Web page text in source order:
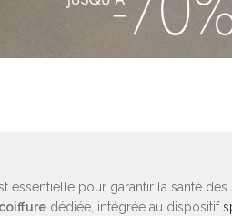
pour garantir la santé
dédiée, intégrée au dispositif